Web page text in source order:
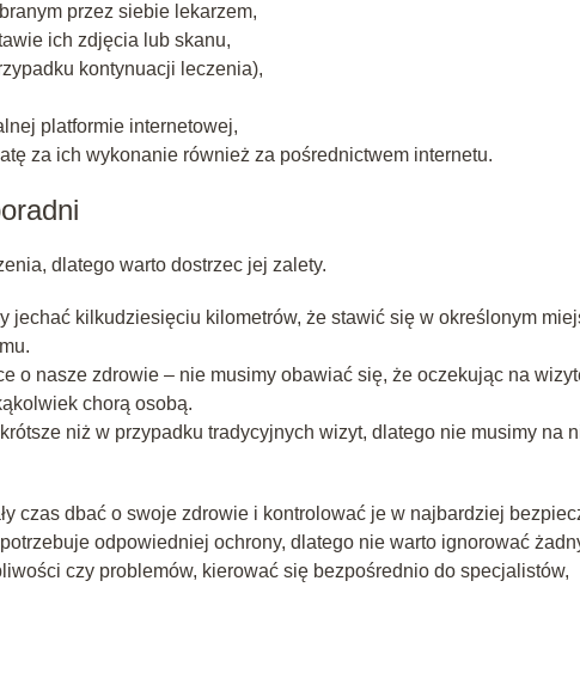
przez siebie lekarzem,
ich zdjęcia lub skanu,
kontynuacji leczenia),
platformie internetowej,
za ich wykonanie również za pośrednictwem internetu.
dlatego warto dostrzec jej zalety.
jechać kilkudziesięciu kilometrów, że stawić się w określonym
o nasze zdrowie – nie musimy obawiać się, że oczekując na
chorą osobą.
niż w przypadku tradycyjnych wizyt, dlatego nie musimy na
czas dbać o swoje zdrowie i kontrolować je w najbardziej
odpowiedniej ochrony, dlatego nie warto ignorować
czy problemów, kierować się bezpośrednio do specjalistów,